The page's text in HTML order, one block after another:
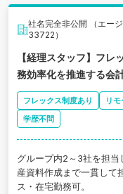
社名完全非公開 （エー
33722）
【経理スタッフ】フ
務効率化を推進する会
フレックス制度あり リ
学歴不問
グループ内2～3社を担
産資料作成まで一貫して
ス・在宅勤務可。